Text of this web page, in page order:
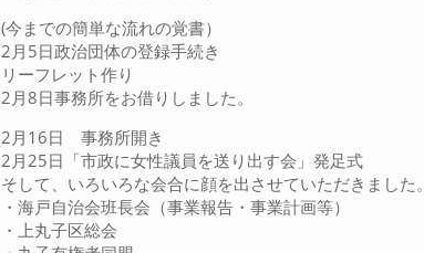
(今までの簡単な流れの覚書）
2月5日政治団体の登録手続き
リーフレット作り
2月8日事務所をお借りしました。
2月16日 事務所開き
2月25日「市政に女性議員を送り出す会」発足式
そして、いろいろな会合に顔を出させていただきました。
・海戸自治会班長会（事業報告・事業計画等）
・上丸子区総会